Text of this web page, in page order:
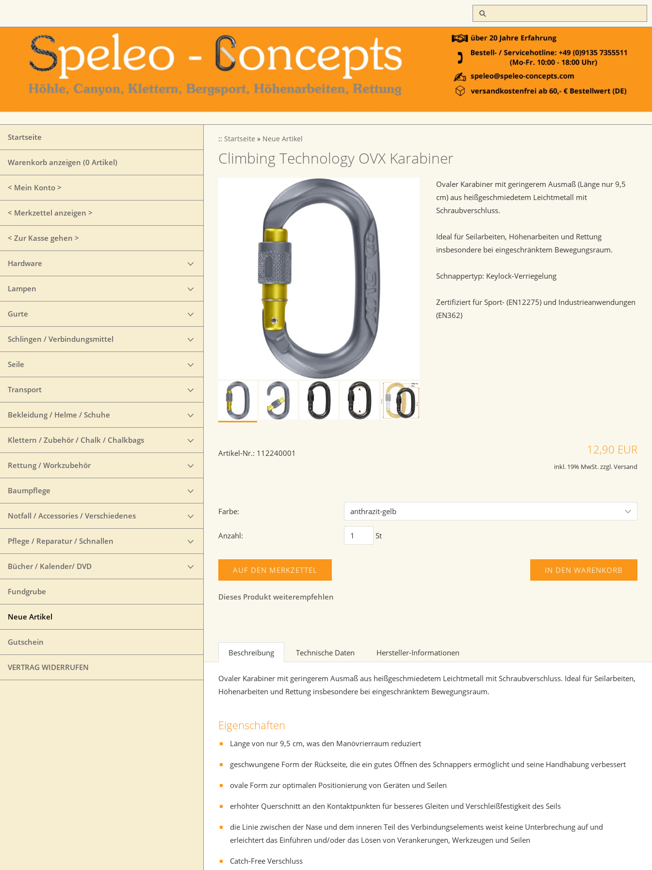
Startseite
Warenkorb anzeigen (0 Artikel)
< Mein Konto >
< Merkzettel anzeigen >
< Zur Kasse gehen >
Hardware
Lampen
Gurte
Schlingen / Verbindungsmittel
Seile
Transport
Bekleidung / Helme / Schuhe
Klettern / Zubehör / Chalk / Chalkbags
Rettung / Workzubehör
Baumpflege
Notfall / Accessories / Verschiedenes
Pflege / Reparatur / Schnallen
Bücher / Kalender/ DVD
Fundgrube
Neue Artikel
Gutschein
VERTRAG WIDERRUFEN
:: Startseite » Neue Artikel
Climbing Technology OVX Karabiner
Ovaler Karabiner mit geringerem Ausmaß (Länge nur 9,5
cm) aus heißgeschmiedetem Leichtmetall mit
Schraubverschluss.
Ideal für Seilarbeiten, Höhenarbeiten und Rettung
insbesondere bei eingeschränktem Bewegungsraum.
Schnappertyp: Keylock-Verriegelung
Zertifiziert für Sport- (EN12275) und Industrieanwendungen
(EN362)
Artikel-Nr.: 112240001 12,90 EUR
inkl. 19% MwSt. zzgl. Versand
Farbe:
Anzahl: St
IN DEN WARENKORB
AUF DEN MERKZETTEL
Dieses Produkt weiterempfehlen
Beschreibung Technische Daten Hersteller-Informationen
Ovaler Karabiner mit geringerem Ausmaß aus heißgeschmiedetem Leichtmetall mit Schraubverschluss. Ideal für Seilarbeiten,
Höhenarbeiten und Rettung insbesondere bei eingeschränktem Bewegungsraum.
Eigenschaften
Länge von nur 9,5 cm, was den Manövrierraum reduziert
geschwungene Form der Rückseite, die ein gutes Öffnen des Schnappers ermöglicht und seine Handhabung verbessert
ovale Form zur optimalen Positionierung von Geräten und Seilen
erhöhter Querschnitt an den Kontaktpunkten für besseres Gleiten und Verschleißfestigkeit des Seils
die Linie zwischen der Nase und dem inneren Teil des Verbindungselements weist keine Unterbrechung auf und
erleichtert das Einführen und/oder das Lösen von Verankerungen, Werkzeugen und Seilen
Catch-Free Verschluss